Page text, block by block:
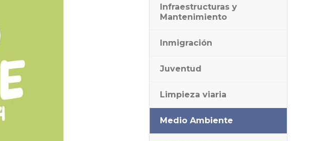
Infraestructuras y
Mantenimiento
Inmigración
Juventud
Limpieza viaria
Medio Ambiente